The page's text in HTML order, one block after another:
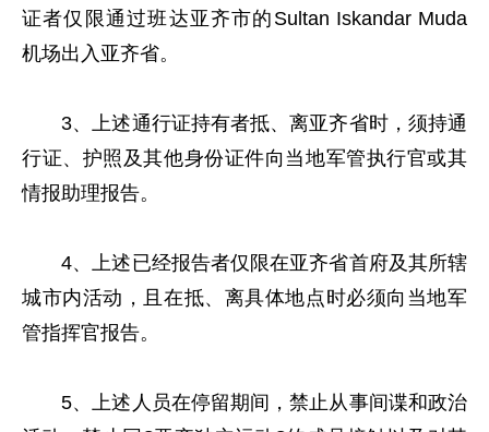
证者仅限通过班达亚齐市的Sultan Iskandar Muda
机场出入亚齐省。
3、上述通行证持有者抵、离亚齐省时，须持通
行证、护照及其他身份证件向当地军管执行官或其
情报助理报告。
4、上述已经报告者仅限在亚齐省首府及其所辖
城市内活动，且在抵、离具体地点时必须向当地军
管指挥官报告。
5、上述人员在停留期间，禁止从事间谍和政治